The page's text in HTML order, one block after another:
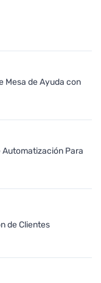
Mesa de Ayuda con
Para
de Clientes